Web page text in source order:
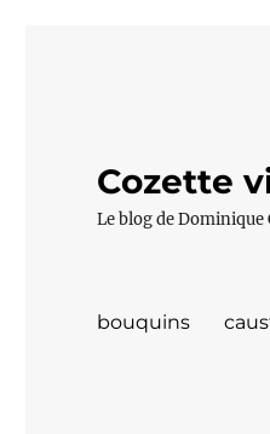
Cozette
Le blog de Dominique
bouquins